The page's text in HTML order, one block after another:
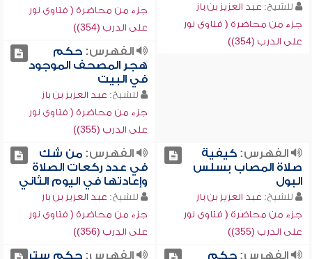
للشيخ: عبد العزيز بن باز
جزء من محاضرة ( فتاوى نور
على الدرب (354))
جزء من محاضرة ( فتاوى نور
على الدرب (354))
الفهرس:حكم
هجر المصحف الموجود
في البيت
للشيخ: عبد العزيز بن باز
جزء من محاضرة ( فتاوى نور
على الدرب (355))
الفهرس:كيفية
صلاة المصاب بسلس
البول
للشيخ: عبد العزيز بن باز
جزء من محاضرة ( فتاوى نور
على الدرب (355))
الفهرس:من شك
في عدد ركعات الصلاة
وإعادتها في اليوم الثاني
للشيخ: عبد العزيز بن باز
جزء من محاضرة ( فتاوى نور
على الدرب (356))
الفهرس:حكم
الفهرس:حكم ستر